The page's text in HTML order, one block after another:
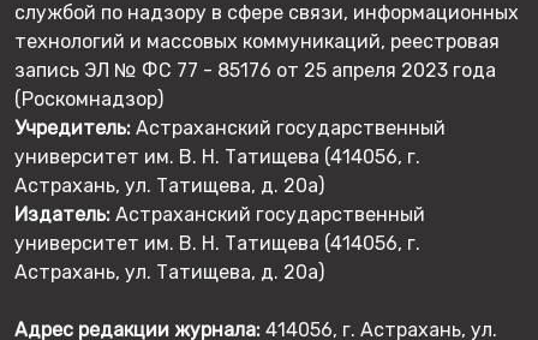
службой по надзору в сфере связи, информационных
технологий и массовых коммуникаций, реестровая
запись ЭЛ № ФС 77 - 85176 от 25 апреля 2023 года
(Роскомнадзор)
Учредитель: Астраханский государственный
университет им. В. Н. Татищева (414056, г.
Астрахань, ул. Татищева, д. 20а)
Издатель: Астраханский государственный
университет им. В. Н. Татищева (414056, г.
Астрахань, ул. Татищева, д. 20а)
Адрес редакции журнала: 414056, г. Астрахань, ул.